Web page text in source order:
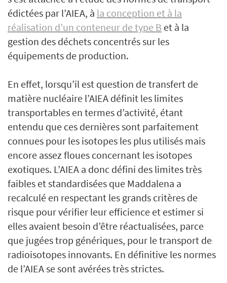
édictées par l’AIEA, à la conception et à la
réalisation d’un conteneur de type B et à la
gestion des déchets concentrés sur les
équipements de production.
En effet, lorsqu’il est question de transfert de
matière nucléaire l’AIEA définit les limites
transportables en termes d’activité, étant
entendu que ces dernières sont parfaitement
connues pour les isotopes les plus utilisés mais
encore assez floues concernant les isotopes
exotiques. L’AIEA a donc défini des limites très
faibles et standardisées que Maddalena a
recalculé en respectant les grands critères de
risque pour vérifier leur efficience et estimer si
elles avaient besoin d’être réactualisées, parce
que jugées trop génériques, pour le transport de
radioisotopes innovants. En définitive les normes
de l’AIEA se sont avérées très strictes.